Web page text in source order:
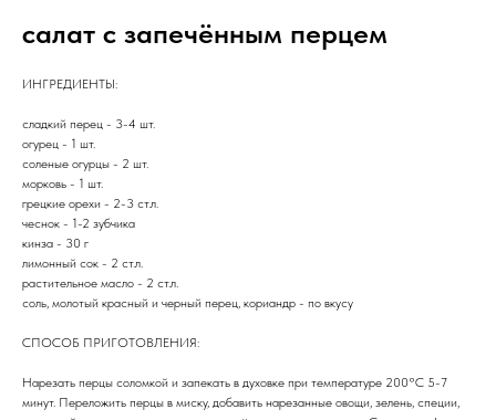
салат с запечённым перцем
ИНГРЕДИЕНТЫ:
сладкий перец - 3-4 шт.
огурец - 1 шт.
соленые огурцы - 2 шт.
морковь - 1 шт.
грецкие орехи - 2-3 ст.л.
чеснок - 1-2 зубчика
кинза - 30 г
лимонный сок - 2 ст.л.
растительное масло - 2 ст.л.
соль, молотый красный и черный перец, кориандр - по вкусу
СПОСОБ ПРИГОТОВЛЕНИЯ:
Нарезать перцы соломкой и запекать в духовке при температуре 200°С 5-7
минут. Переложить перцы в миску, добавить нарезанные овощи, зелень, специи,